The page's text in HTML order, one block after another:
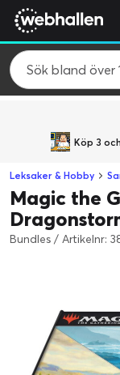
Köp 3
Leksaker & Hobby
Magic the
Bundles / Artikelnr: